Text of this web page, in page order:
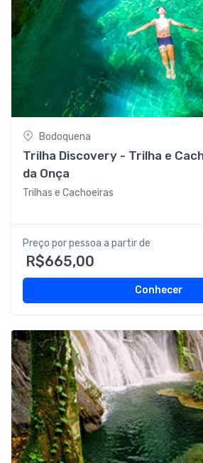
Bodoquena
Trilha Discovery - Trilha e
da Onça
Trilhas e Cachoeiras
Preço por pessoa a partir de
R$665,00
Conhecer